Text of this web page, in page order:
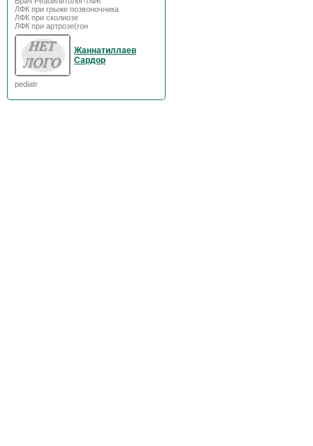
ЛФК при грыже позвоночника
ЛФК при сколиозе
ЛФК при артрозе(гон
Жаннатиллаев
Сардор
pediatr